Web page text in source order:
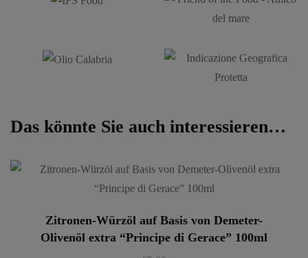
Das könnte Sie auch interessieren…
Zitronen-Würzöl auf Basis von Demeter-
Olivenöl extra “Principe di Gerace” 100ml